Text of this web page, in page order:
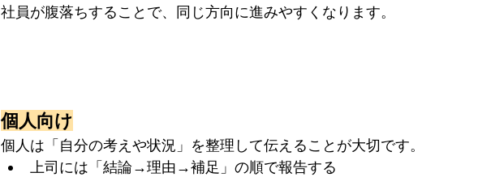
社員が腹落ちすることで、同じ方向に進みやすくなります。
個人向け
個人は「自分の考えや状況」を整理して伝えることが大切です。
上司には「結論→理由→補足」の順で報告する